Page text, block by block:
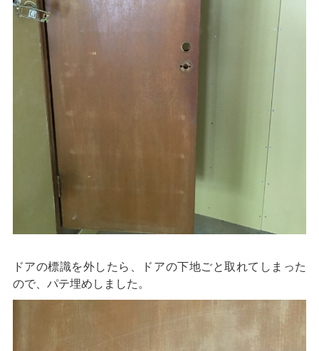
ドアの標識を外したら、ドアの下地ごと取れてしまった
ので、パテ埋めしました。